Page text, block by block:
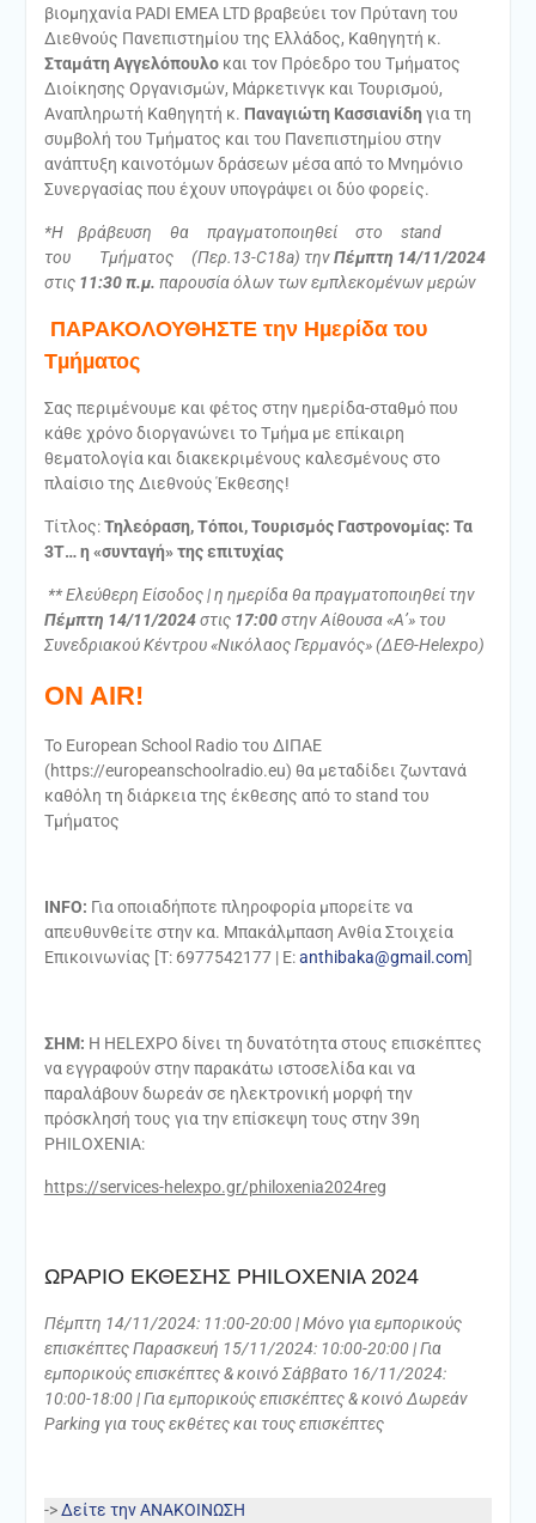
βιοµηχανία PADI ΕΜΕΑ LTD βραβεύει τον Πρύτανη του
Διεθνούς Πανεπιστηµίου της Ελλάδος, Καθηγητή κ.
Σταµάτη Αγγελόπουλο και τον Πρόεδρο του Τµήµατος
Διοίκησης Οργανισµών, Μάρκετινγκ και Τουρισµού,
Αναπληρωτή Καθηγητή κ. Παναγιώτη Κασσιανίδη για τη
συµβολή του Τµήµατος και του Πανεπιστηµίου στην
ανάπτυξη καινοτόµων δράσεων µέσα από το Μνηµόνιο
Συνεργασίας που έχουν υπογράψει οι δύο φορείς.
*Η βράβευση θα πραγµατοποιηθεί στο stand
του Τµήµατος (Περ.13-C18a) τηνΠέµπτη 14/11/2024
στις 11:30 π.µ. παρουσία όλων των εµπλεκοµένων µερών
ΠΑΡΑΚΟΛΟΥΘΗΣΤΕ την Ηµερίδα του
Τµήµατος
Σας περιµένουµε και φέτος στην ηµερίδα-σταθµό που
κάθε χρόνο διοργανώνει το Τµήµα µε επίκαιρη
θεµατολογία και διακεκριµένους καλεσµένους στο
πλαίσιο της Διεθνούς Έκθεσης!
Τίτλος:Τηλεόραση, Τόποι, Τουρισµός Γαστρονοµίας: Τα
3Τ… η «συνταγή» της επιτυχίας
** Ελεύθερη Είσοδος | η ηµερίδα θα πραγµατοποιηθεί την
Πέµπτη 14/11/2024στις 17:00στην Αίθουσα «Α’» του
Συνεδριακού Κέντρου «Νικόλαος Γερµανός» (ΔΕΘ-Helexpo)
ON AIR!
Το Εuropean School Radio του ΔΙΠΑΕ
(https://europeanschoolradio.eu) θα µεταδίδει ζωντανά
καθόλη τη διάρκεια της έκθεσης από το stand του
Τµήµατος
INFO: Για οποιαδήποτε πληροφορία µπορείτε να
απευθυνθείτε στην κα. Μπακάλµπαση Ανθία Στοιχεία
Επικοινωνίας [Τ: 6977542177 | E:anthibaka@gmail.com]
ΣΗΜ: Η HELEXPO δίνει τη δυνατότητα στους επισκέπτες
να εγγραφούν στην παρακάτω ιστοσελίδα και να
παραλάβουν δωρεάν σε ηλεκτρονική µορφή την
πρόσκλησή τους για την επίσκεψη τους στην 39η
PHILOXENIA:
https://services-helexpo.gr/philoxenia2024reg
ΩΡΑΡΙΟ ΕΚΘΕΣΗΣ PHILOXENIA 2024
Πέµπτη 14/11/2024: 11:00-20:00 | Μόνο για εµπορικούς
επισκέπτες Παρασκευή 15/11/2024: 10:00-20:00 | Για
εµπορικούς επισκέπτες & κοινό Σάββατο 16/11/2024:
10:00-18:00 | Για εµπορικούς επισκέπτες & κοινό Δωρεάν
Parking για τους εκθέτες και τους επισκέπτες
->Δείτε την ΑΝΑΚΟΙΝΩΣΗ